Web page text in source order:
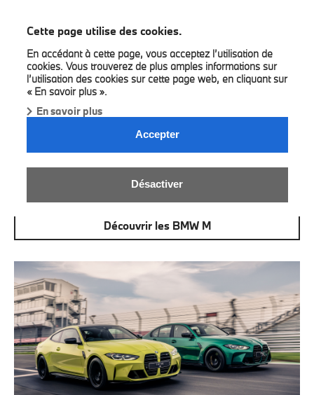
Cette page utilise des cookies.
En accédant à cette page, vous acceptez l’utilisation de
cookies. Vous trouverez de plus amples informations sur
l’utilisation des cookies sur cette page web, en cliquant sur
« En savoir plus ».
En savoir plus
Accepter
Désactiver
BMW M.
Découvrir les BMW M